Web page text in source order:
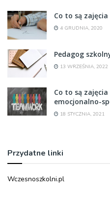
Co to są
4 GRUDNIA, 2020
Pedagog
13 WRZEŚNIA, 2022
Co to są
emocjonalno-
18 STYCZNIA, 2021
Przydatne linki
Wczesnoszkolni.pl